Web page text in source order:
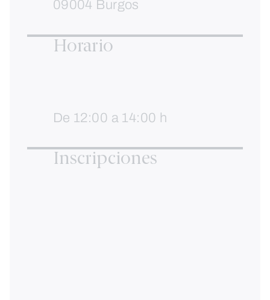
09004 Burgos
Horario
De 12:00 a 14:00 h
Inscripciones